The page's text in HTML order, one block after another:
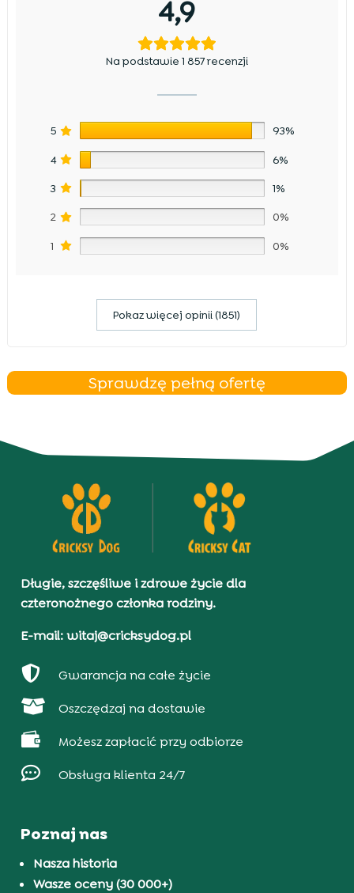
4,9
Na podstawie 1 857 recenzji
5 93%
4 6%
3 1%
2 0%
1 0%
Pokaz więcej opinii (1851)
Sprawdzę pełną ofertę
Długie, szczęśliwe i zdrowe życie dla
czteronożnego członka rodziny.
E-mail: witaj@cricksydog.pl
 Gwarancja na całe życie
 Oszczędzaj na dostawie
 Możesz zapłacić przy odbiorze
 Obsługa klienta 24/7
Poznaj nas
Nasza historia
Wasze oceny (30 000+)